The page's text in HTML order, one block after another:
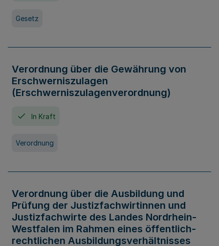
Gesetz
Verordnung über die Gewährung von
Erschwerniszulagen
(Erschwerniszulagenverordnung)
In Kraft
Verordnung
Verordnung über die Ausbildung und
Prüfung der Justizfachwirtinnen und
Justizfachwirte des Landes Nordrhein-
Westfalen im Rahmen eines öffentlich-
rechtlichen Ausbildungsverhältnisses